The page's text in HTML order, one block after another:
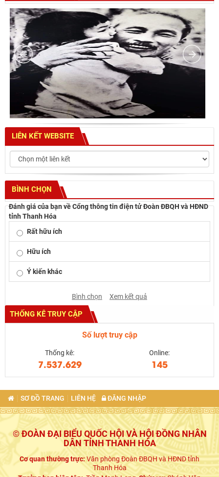
LIÊN KẾT WEBSITE
BÌNH CHỌN
Đánh giá của bạn về Cổng thông tin điện tử Đoàn ĐBQH và HĐND
tỉnh Thanh Hóa
Rất hữu ích
Hữu ích
Ý kiến khác
Bình chọn Xem kết quả
THỐNG KÊ TRUY CẬP
Số lượt truy cập
Thống kê:
7.537.629
Online:
145
SƠ ĐỒ TRANG LIÊN HỆ ĐĂNG NHẬP
© ĐOÀN ĐẠI BIỂU QUỐC HỘI VÀ HỘI ĐỒNG NHÂN
DÂN TỈNH THANH HÓA
Cơ quan thường trực:Văn phòng Đoàn ĐBQH và HĐND tỉnh
Thanh Hóa